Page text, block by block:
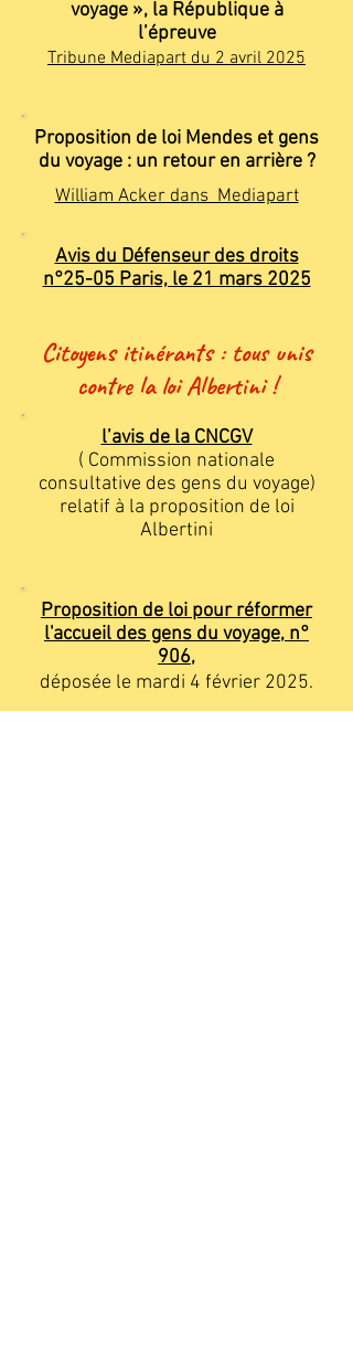
voyage », la République à
l’épreuve
Tribune Mediapart du 2 avril 2025
Proposition de loi Mendes et gens
du voyage : un retour en arrière ?
William Acker dans Mediapart
Avis du Défenseur des droits
n°25-05 Paris, le 21 mars 2025
Citoyens itinérants : tous unis
contre la loi Albertini !
l’avis de la CNCGV
( Commission nationale
consultative des gens du voyage)
relatif à la proposition de loi
Albertini
​Proposition de loi pour réformer
l'accueil des gens du voyage, n°
906,
déposée le mardi 4 février 2025.